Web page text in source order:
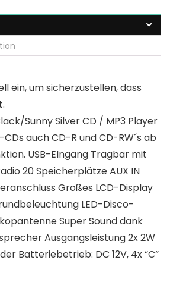
ein, um sicherzustellen, dass
Sunny Silver CD / MP3 Player
auch CD-R und CD-RW´s ab
USB-EIngang Tragbar mit
20 Speicherplätze AUX IN
Großes LCD-Display
LED-Disco-
Super Sound dank
Ausgangsleistung 2x 2W
Batteriebetrieb: DC 12V, 4x “C”